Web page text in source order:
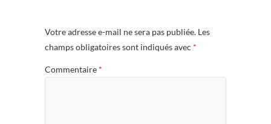
Votre adresse e-mail ne sera pas publiée. Les
champs obligatoires sont indiqués avec *
Commentaire *